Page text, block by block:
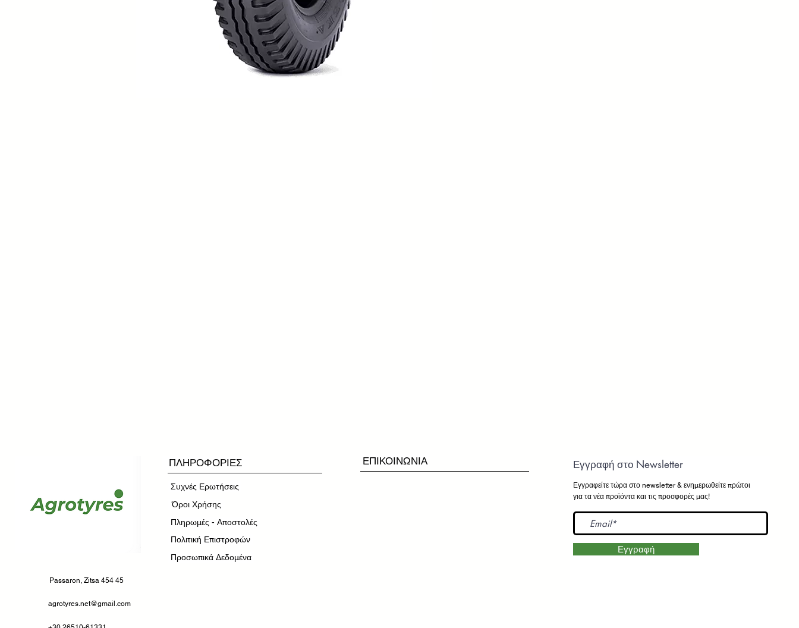
ΠΛΗΡΟΦΟΡΙΕΣ
Συχνές Ερωτήσεις
​Όροι Χρήσης
Πληρωμές - Αποστολές
Πολιτική Επιστροφών
Προσωπικά Δεδομένα
Passaron, Zitsa 454 45
agrotyres.net@gmail.com
ΕΠΙΚΟΙΝΩΝΙΑ Εγγραφή στο Newsletter
Εγγραφείτε τώρα στο newsletter & ενημερωθείτε πρώτοι
για τα νέα προϊόντα και τις προσφορές μας!
Εγγραφή